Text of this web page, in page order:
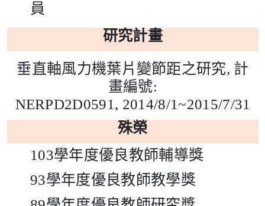
員
研究計畫
垂直軸風力機葉片變節距之研究, 計
畫編號:
NERPD2D0591, 2014/8/1~2015/7/31
殊榮
103學年度優良教師輔導獎
93學年度優良教師教學獎